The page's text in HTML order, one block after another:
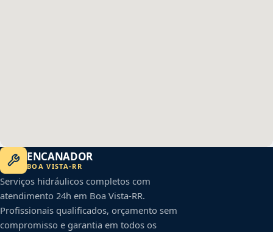
ENCANADOR
BOA VISTA-RR
Serviços hidráulicos completos com
atendimento 24h em Boa Vista-RR.
Profissionais qualificados, orçamento sem
compromisso e garantia em todos os